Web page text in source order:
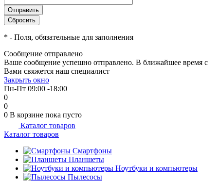
* - Поля, обязательные для заполнения
Сообщение отправлено
Ваше сообщение успешно отправлено. В ближайшее время с
Вами свяжется наш специалист
Закрыть окно
Пн-Пт 09:00 -18:00
0
0
0 В корзине пока пусто
Каталог товаров
Каталог товаров
Смартфоны
Планшеты
Ноутбуки и компьютеры
Пылесосы
списыватьсяс вашей карты
по
Подробнее
об оплате Плайтом
недели
plait.ru